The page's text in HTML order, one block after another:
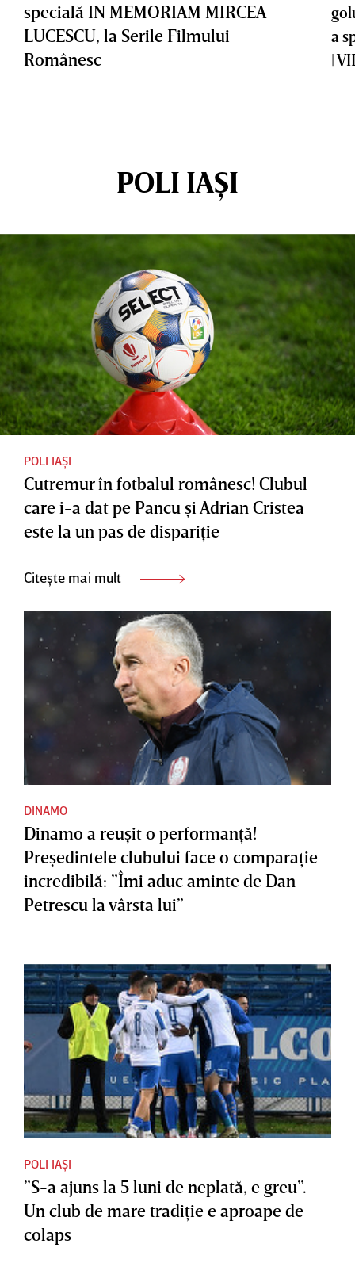
specială IN MEMORIAM MIRCEA
LUCESCU, la Serile Filmului
Românesc
a
|
POLI IAȘI
POLI IAȘI
Cutremur în fotbalul românesc! Clubul
care i-a dat pe Pancu şi Adrian Cristea
este la un pas de dispariţie
Citește mai mult
DINAMO
Dinamo a reuşit o performanţă!
Preşedintele clubului face o comparaţie
incredibilă: ”Îmi aduc aminte de Dan
Petrescu la vârsta lui”
POLI IAȘI
”S-a ajuns la 5 luni de neplată, e greu”.
Un club de mare tradiţie e aproape de
colaps